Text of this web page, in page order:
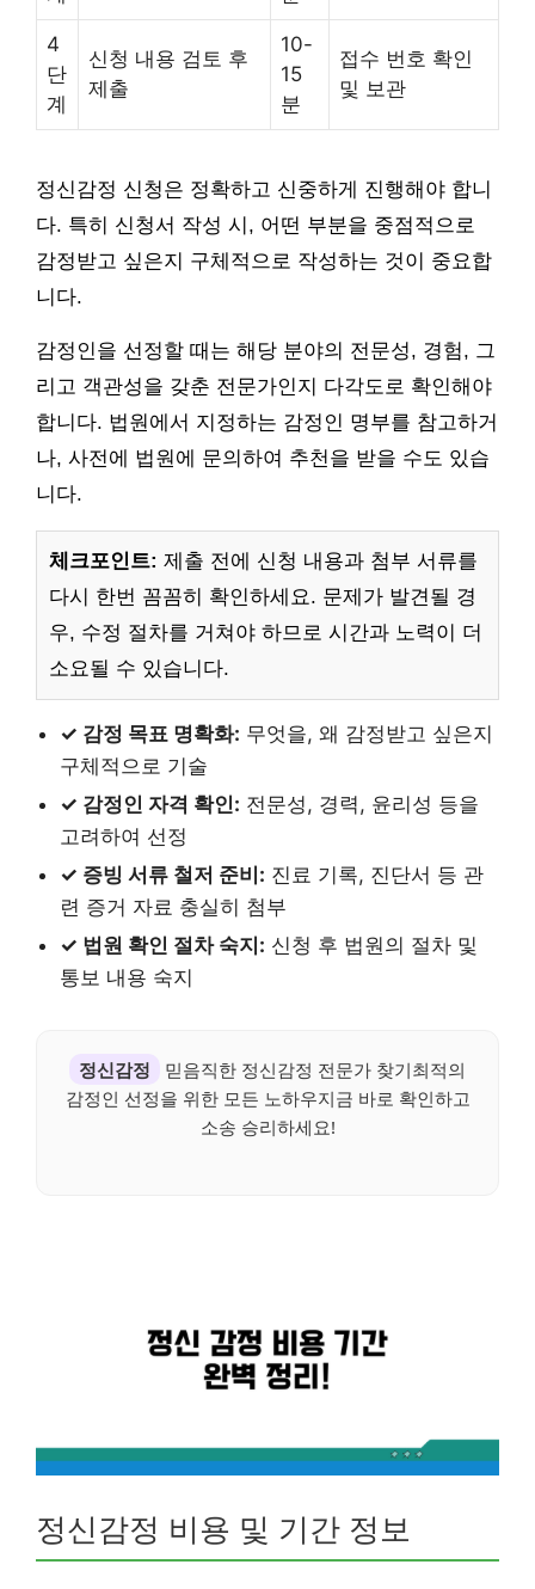
4
단
계
신청 내용 검토 후
제출
10-
15
분
접수 번호 확인
및 보관
정신감정 신청은 정확하고 신중하게 진행해야 합니
다. 특히 신청서 작성 시, 어떤 부분을 중점적으로
감정받고 싶은지 구체적으로 작성하는 것이 중요합
니다.
감정인을 선정할 때는 해당 분야의 전문성, 경험, 그
리고 객관성을 갖춘 전문가인지 다각도로 확인해야
합니다. 법원에서 지정하는 감정인 명부를 참고하거
나, 사전에 법원에 문의하여 추천을 받을 수도 있습
니다.
체크포인트: 제출 전에 신청 내용과 첨부 서류를
다시 한번 꼼꼼히 확인하세요. 문제가 발견될 경
우, 수정 절차를 거쳐야 하므로 시간과 노력이 더
소요될 수 있습니다.
✓ 감정 목표 명확화: 무엇을, 왜 감정받고 싶은지
구체적으로 기술
✓ 감정인 자격 확인: 전문성, 경력, 윤리성 등을
고려하여 선정
✓ 증빙 서류 철저 준비: 진료 기록, 진단서 등 관
련 증거 자료 충실히 첨부
✓ 법원 확인 절차 숙지: 신청 후 법원의 절차 및
통보 내용 숙지
정신감정
믿음직한 정신감정 전문가 찾기최적의
감정인 선정을 위한 모든 노하우지금 바로 확인하고
소송 승리하세요!
정신감정 비용 및 기간 정보